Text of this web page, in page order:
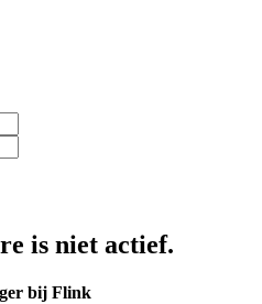
is niet actief.
bij Flink